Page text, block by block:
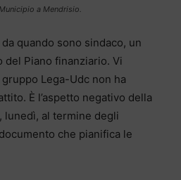
a Mendrisio.
quando sono sindaco, un
del Piano finanziario. Vi
Lega-Udc non ha
È l’aspetto negativo della
lunedì, al termine degli
che pianifica le